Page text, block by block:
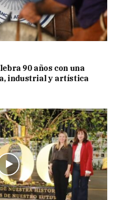
90 años con una
industrial y artística